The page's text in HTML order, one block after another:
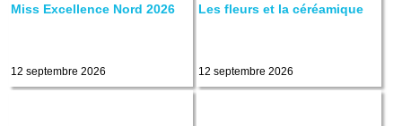
Miss Excellence Nord 2026
12 septembre 2026
Les fleurs et la céréamique
12 septembre 2026